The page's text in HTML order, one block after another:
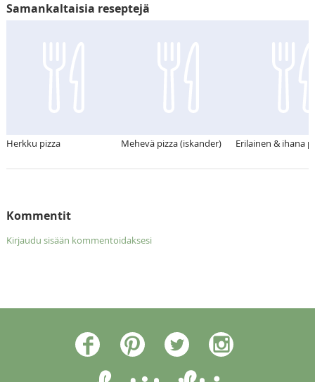
Samankaltaisia reseptejä
Herkku pizza Mehevä pizza (iskander) Erilainen & ihana
Kommentit
Kirjaudu sisään kommentoidaksesi